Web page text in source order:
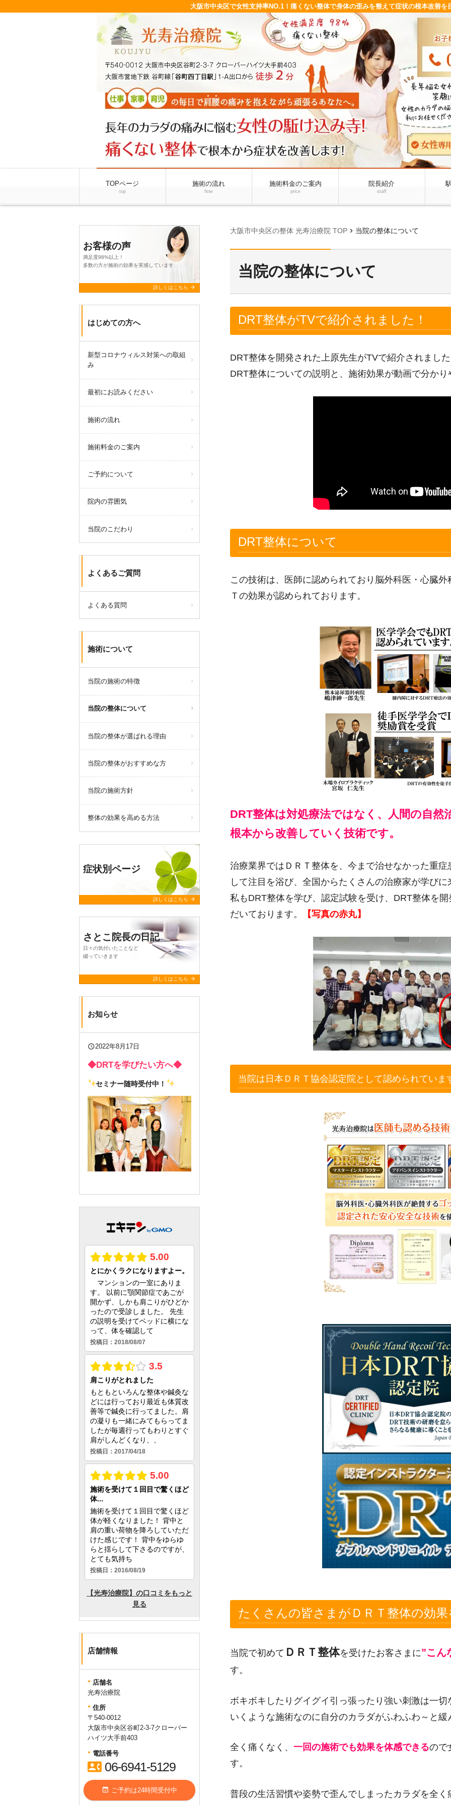
大阪市中央区で女性支持率NO.1！痛くない整体で身体の歪みを整えて症状の根本改善を
TOPページ
top
施術の流れ
flow
施術料金のご案内
price
院長紹介
staff
大阪市中央区の整体 光寿治療院 TOP chevron_right 当院の整体について
当院の整体について
DRT整体がTVで紹介されました！
DRT整体を開発された上原先生がTVで紹介されまし
DRT整体についての説明と、施術効果が動画で分か
DRT整体について
この技術は、医師に認められており脳外科医・心臓
Ｔの効果が認められております。
DRT整体は対処療法ではなく、人間の自然
根本から改善していく技術です。
治療業界ではＤＲＴ整体を、今まで治せなかった重
して注目を浴び、全国からたくさんの治療家が学び
私もDRT整体を学び、認定試験を受け、DRT整体を
だいております。
【写真の赤丸】
当院は日本ＤＲＴ協会認定院として認められていま
たくさんの皆さまがＤＲＴ整体の効
当院で初めて ＤＲＴ整体を受けたお客さまに”こん
す。
ボキボキしたりグイグイ引っ張ったり強い刺激は一
いくような施術なのに自分のカラダがふわふわ～と
全く痛くなく、 一回の施術でも効果を体感できるので
す。
普段の生活習慣や姿勢で歪んでしまったカラダを全
お客様の声
満足度98%以上！
多数の方が施術の効果を実感しています
詳しくはこちら arrow_forward
はじめての方へ
新型コロナウィルス対策への取組
み
最初にお読みください
施術の流れ
施術料金のご案内
ご予約について
院内の雰囲気
当院のこだわり
よくあるご質問
よくある質問
施術について
当院の施術の特徴
当院の整体について
当院の整体が選ばれる理由
当院の整体がおすすめな方
当院の施術方針
整体の効果を高める方法
症状別ページ
詳しくはこちら arrow_forward
さとこ院長の日記
日々の気付いたことなど
綴っていきます
詳しくはこちら arrow_forward
お知らせ
query_builder2022年8月17日
◆DRTを学びたい方へ◆
セミナー随時受付中！
当院院長は、DRTセミナーを開催
の資格を取得し、認定院として認
められておりますのでご安心くだ
さい。
店舗情報
店舗名
光寿治療院
住所
〒540-0012
大阪市中央区谷町2-3-7クローバー
ハイツ大手前403
電話番号
contact_phone 06-6941-5129
event_available ご予約は24時間受付中